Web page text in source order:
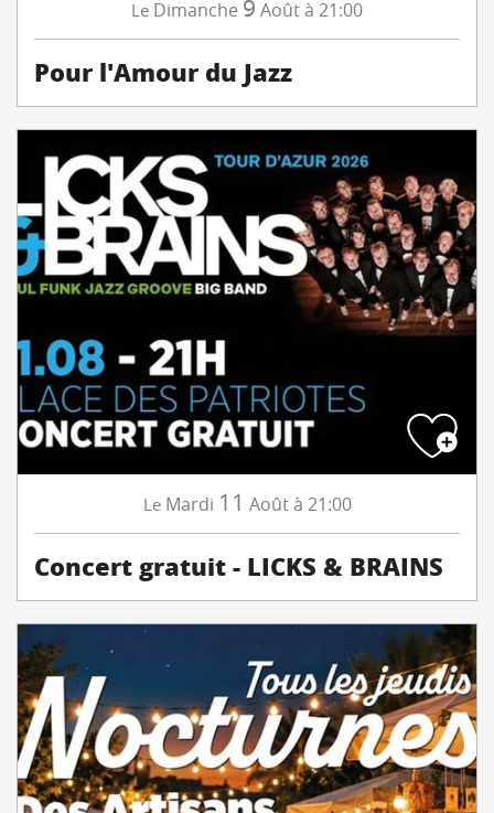
Le Dimanche 9 Aoûtà 21:00
Pour l'Amour du Jazz
Le Mardi 11 Août à 21:00
Concert gratuit - LICKS & BRAINS